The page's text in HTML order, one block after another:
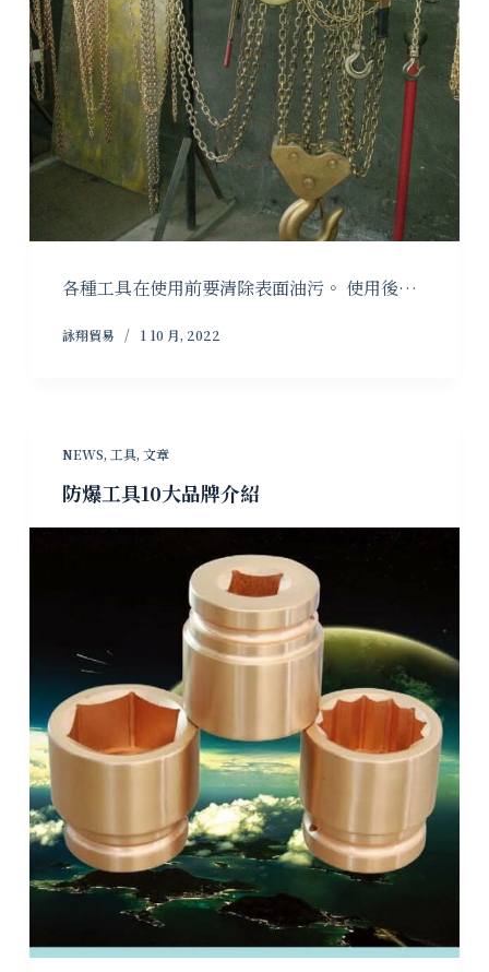
各種工具在使用前要清除表面油污。 使用後…
詠翔貿易 1 10 月, 2022
NEWS, 工具, 文章
防爆工具10大品牌介紹